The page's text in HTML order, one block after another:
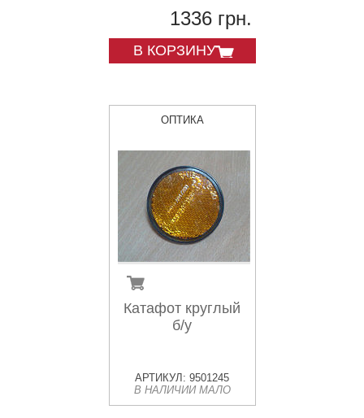
1336 грн.
В КОРЗИНУ
ОПТИКА
Катафот круглый
б/у
АРТИКУЛ: 9501245
В НАЛИЧИИ МАЛО